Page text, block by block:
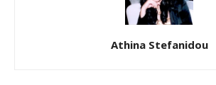
Athina Stefanidou